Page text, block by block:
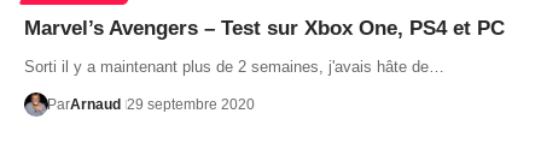
Marvel’s Avengers – Test sur Xbox One, PS4 et PC
Sorti il y a maintenant plus de 2 semaines, j'avais hâte de…
ParArnaud 29 septembre 2020